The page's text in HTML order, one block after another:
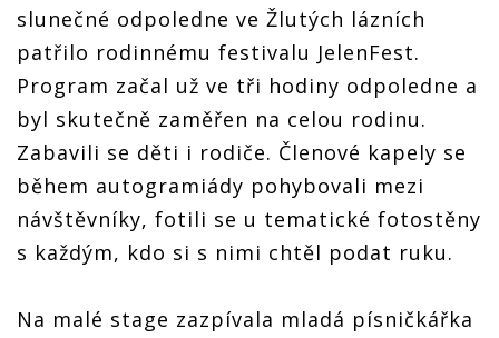
slunečné odpoledne ve Žlutých lázních
patřilo rodinnému festivalu JelenFest.
Program začal už ve tři hodiny odpoledne a
byl skutečně zaměřen na celou rodinu.
Zabavili se děti i rodiče. Členové kapely se
během autogramiády pohybovali mezi
návštěvníky, fotili se u tematické fotostěny
s každým, kdo si s nimi chtěl podat ruku.
Na malé stage zazpívala mladá písničkářka